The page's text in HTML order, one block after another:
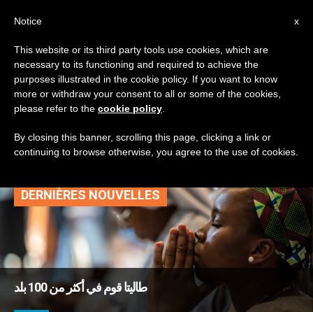
TAG
Posts Tagged ‘شبكة
دولية’
DERNIÈRES NOUVELLES
طاليتا قوم في أكثر من 100 بلد
x
Notice
This website or its third party tools use cookies, which are
necessary to its functioning and required to achieve the
purposes illustrated in the cookie policy. If you want to know
more or withdraw your consent to all or some of the cookies,
please refer to the cookie policy
By closing this banner, scrolling this page, clicking a link or
continuing to browse otherwise, you agree to the use of cookies.